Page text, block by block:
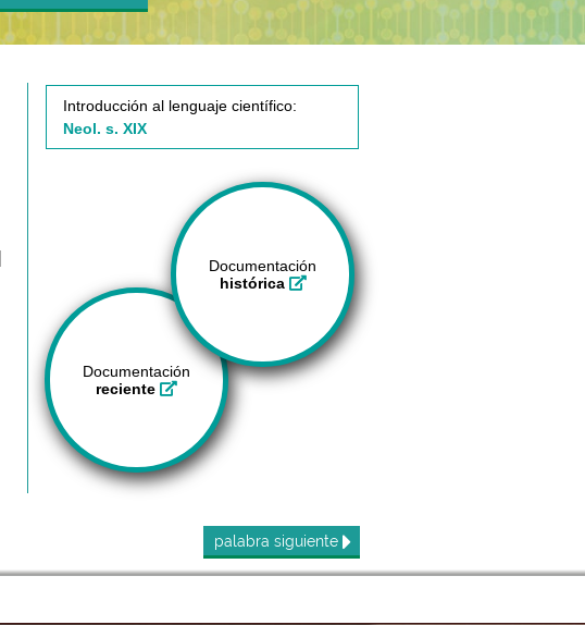
Introducción al lenguaje científico:
Neol. s. XIX
Documentación
histórica
Documentación
reciente
palabra siguiente